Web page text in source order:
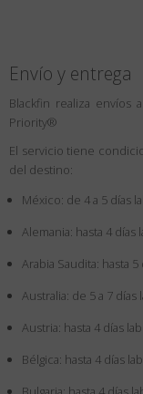
Envío y entrega
Blackfin realiza envíos
Priority®
El servicio tiene
del destino:
México: de 4 a 5 días
Alemania: hasta 4 días
Arabia Saudita: hasta
Australia: de 5 a 7 días
Austria: hasta 4 días
Bélgica: hasta 4 días